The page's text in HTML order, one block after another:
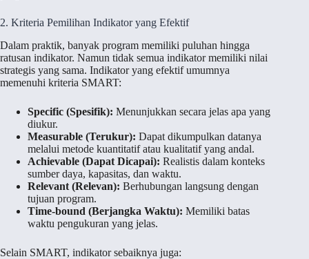
2. Kriteria Pemilihan Indikator yang Efektif
Dalam praktik, banyak program memiliki puluhan hingga
ratusan indikator. Namun tidak semua indikator memiliki nilai
strategis yang sama. Indikator yang efektif umumnya
memenuhi kriteria SMART:
Specific (Spesifik): Menunjukkan secara jelas apa yang
diukur.
Measurable (Terukur): Dapat dikumpulkan datanya
melalui metode kuantitatif atau kualitatif yang andal.
Achievable (Dapat Dicapai): Realistis dalam konteks
sumber daya, kapasitas, dan waktu.
Relevant (Relevan): Berhubungan langsung dengan
tujuan program.
Time-bound (Berjangka Waktu): Memiliki batas
waktu pengukuran yang jelas.
Selain SMART, indikator sebaiknya juga: